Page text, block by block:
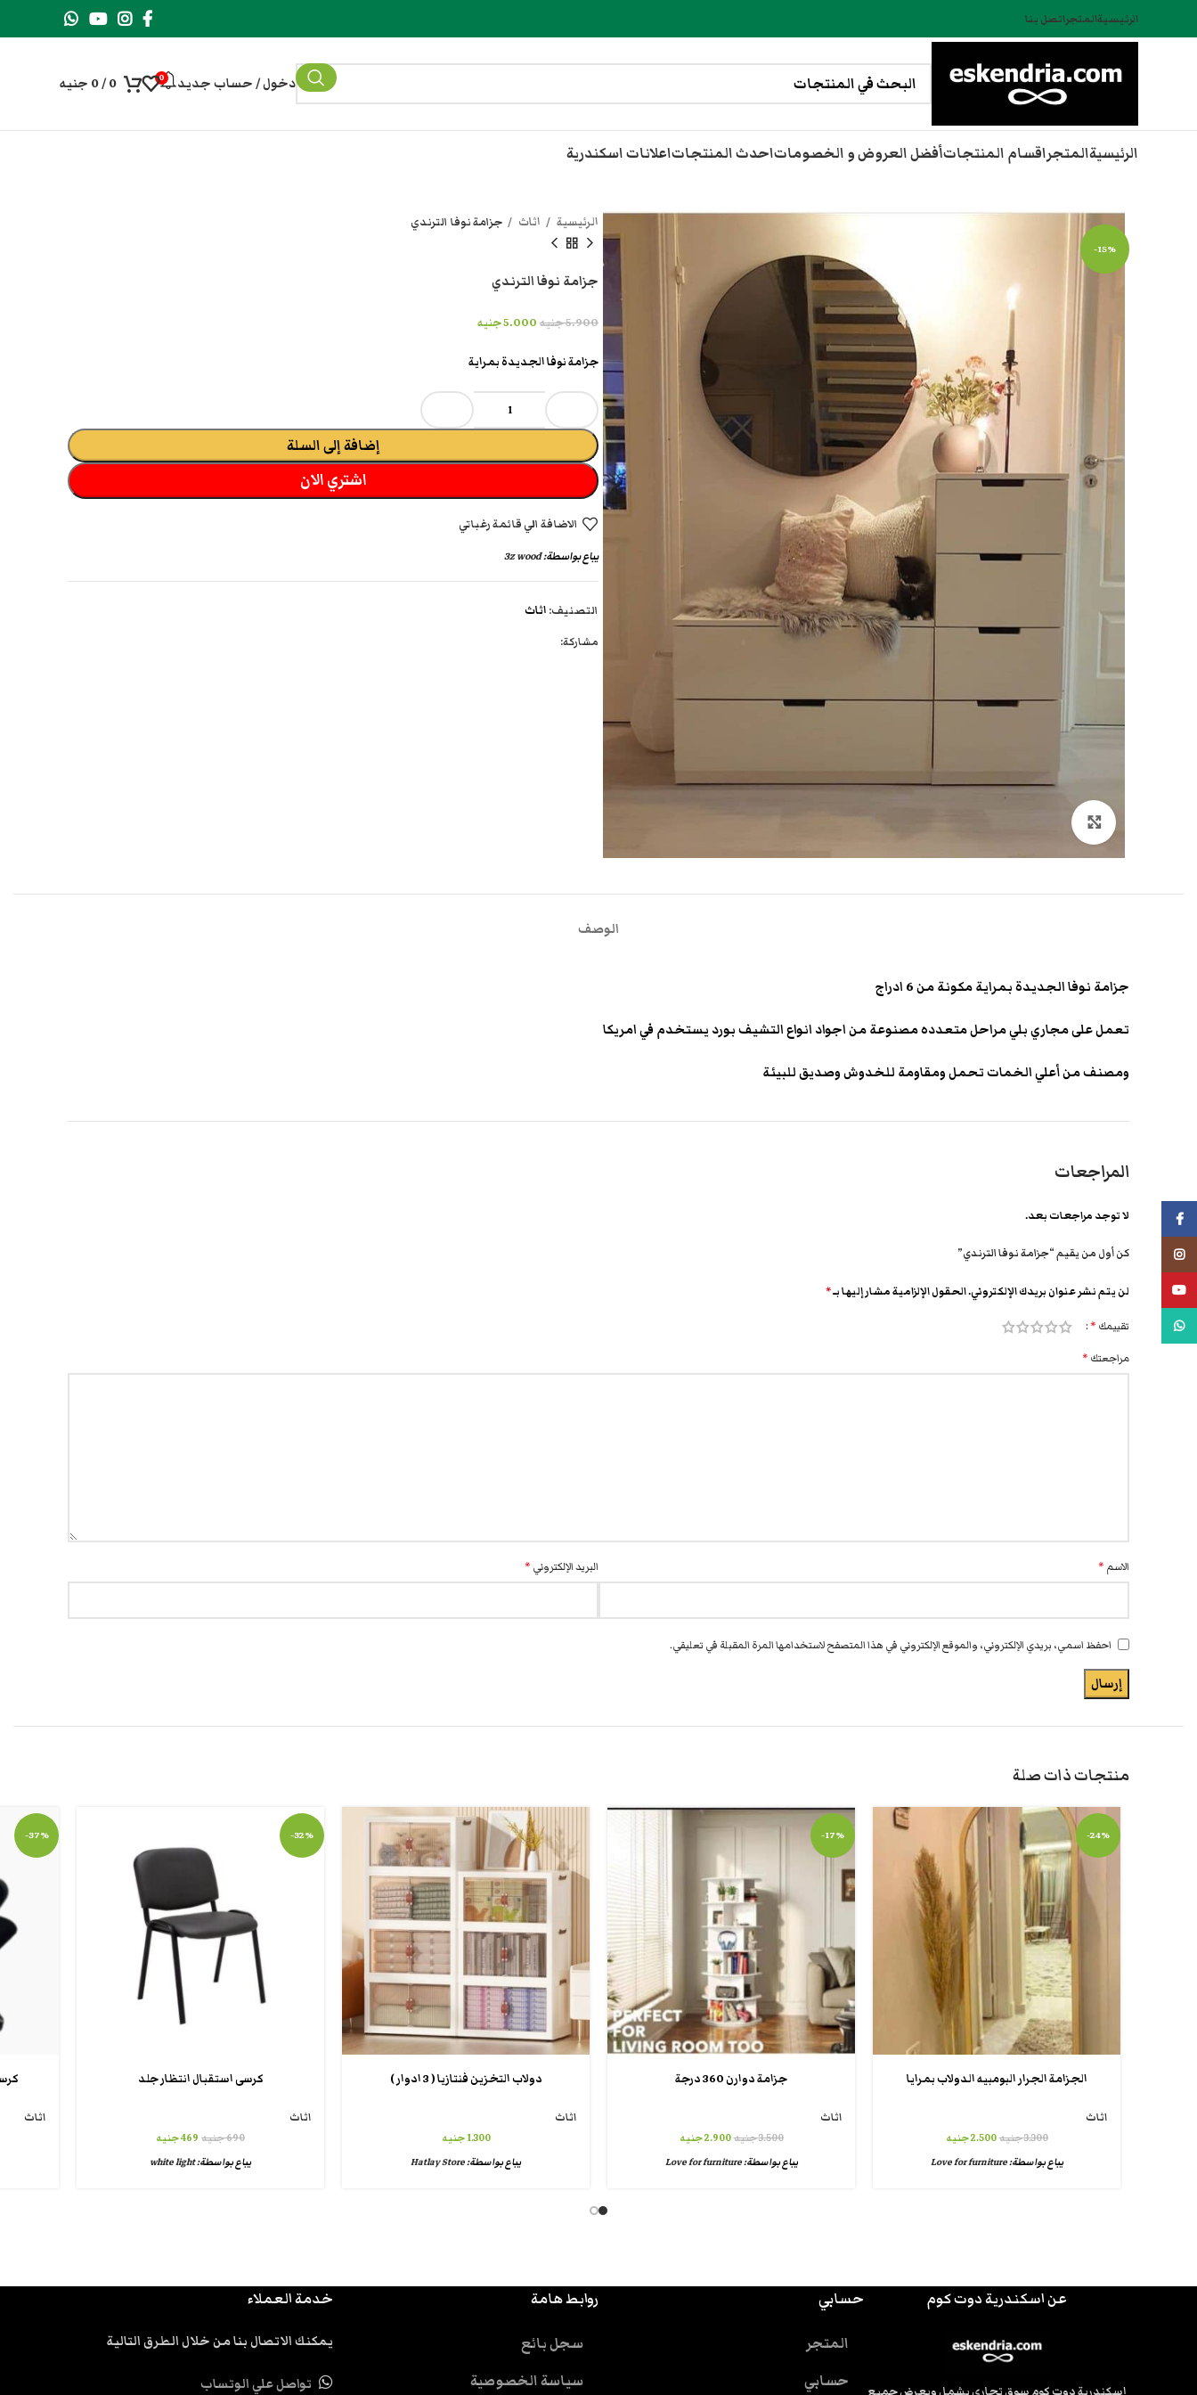
الرئيسيةالمتجراتصل بنا
دخول / حساب جديد 0
0
/
0 جنيه
الرئيسيةالمتجراقسام المنتجاتأفضل العروض و الخصوماتاحدث المنتجاتاعلانات اسكندرية
-15%
الرئيسية اثاث جزامة نوفا الترندي
جزامة نوفا الترندي
5.900جنيه 5.000جنيه
جزامة نوفا الجديدة بمراية
إضافة إلى السلة
اشتري الان
الاضافة الي قائمة رغباتي
يباع بواسطة:3z wood
التصنيف: اثاث
مشاركة:
الوصف
جزامة نوفا الجديدة بمراية مكونة من 6 ادراج
تعمل على مجاري بلي مراحل متعدده مصنوعة من اجواد انواع التشيف بورد يستخدم في امريكا
ومصنف من أعلي الخمات تحمل ومقاومة للخدوش وصديق للبيئة
المراجعات
لا توجد مراجعات بعد.
كن أول من يقيم “جزامة نوفا الترندي”
لن يتم نشر عنوان بريدك الإلكتروني.الحقول الإلزامية مشار إليها بـ*
تقييمك *
مراجعتك *
الاسم * البريد الإلكتروني *
احفظ اسمي، بريدي الإلكتروني، والموقع الإلكتروني في هذا المتصفح لاستخدامها المرة المقبلة في تعليقي.
منتجات ذات صلة
-24%
الجزامة الجرار البومبيه الدولاب بمرايا
اثاث
3.300جنيه2.500جنيه
يباع بواسطة:Love for furniture
-17%
جزامة دوارن 360 درجة
اثاث
3.500جنيه2.900جنيه
يباع بواسطة:Love for furniture
دولاب التخزين فنتازيا ( 3 ادوار )
اثاث
1.300 جنيه
يباع بواسطة:Hatlay Store
-32%
كرسى استقبال انتظار جلد
اثاث
690جنيه 469جنيه
يباع بواسطة:white light
-37%
اثاث
عن اسكندرية دوت كوم حسابي
المتجر
حسابي
روابط هامة
سجل بائع
سياسة الخصوصية
خدمة العملاء
يمكنك الاتصال بنا من خلال الطرق التالية
تواصل علي الوتساب
فيسبوك
انستجرام
يوتيوب
واتس اب